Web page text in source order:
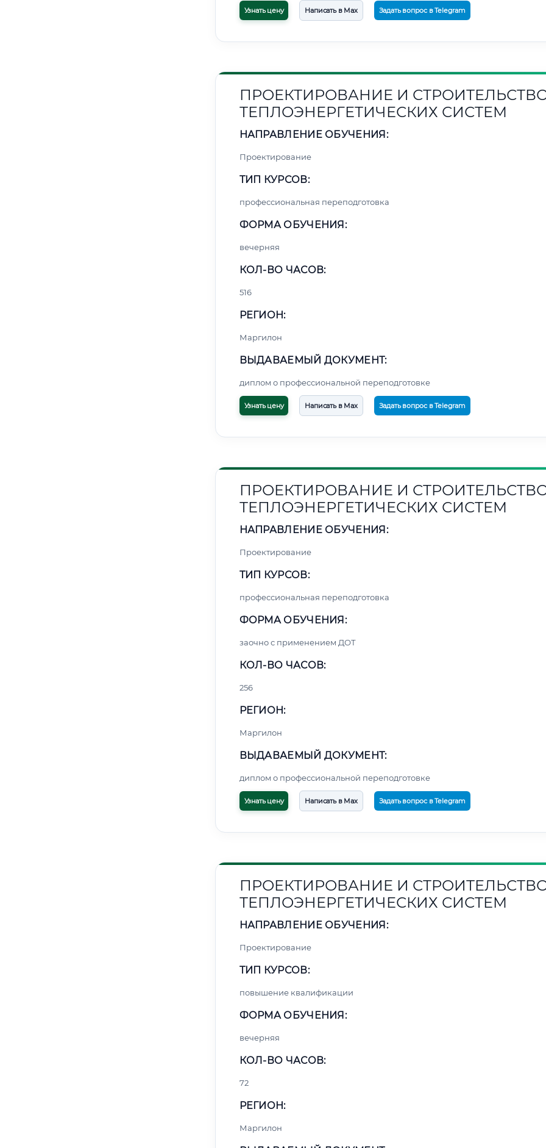
Узнать цену Написать в Max Задать вопрос в Telegram
ПРОЕКТИРОВАНИЕ И
ТЕПЛОЭНЕРГЕТИЧЕСКИХ СИСТЕМ
НАПРАВЛЕНИЕ ОБУЧЕНИЯ:
Проектирование
ТИП КУРСОВ:
профессиональная переподготовка
ФОРМА ОБУЧЕНИЯ:
вечерняя
КОЛ-ВО ЧАСОВ:
516
РЕГИОН:
Маргилон
ВЫДАВАЕМЫЙ ДОКУМЕНТ:
диплом о профессиональной переподготовке
Узнать цену Написать в Max Задать вопрос в Telegram
ПРОЕКТИРОВАНИЕ И
ТЕПЛОЭНЕРГЕТИЧЕСКИХ СИСТЕМ
НАПРАВЛЕНИЕ ОБУЧЕНИЯ:
Проектирование
ТИП КУРСОВ:
профессиональная переподготовка
ФОРМА ОБУЧЕНИЯ:
заочно с применением ДОТ
КОЛ-ВО ЧАСОВ:
256
РЕГИОН:
Маргилон
ВЫДАВАЕМЫЙ ДОКУМЕНТ:
диплом о профессиональной переподготовке
Узнать цену Написать в Max Задать вопрос в Telegram
ПРОЕКТИРОВАНИЕ И
ТЕПЛОЭНЕРГЕТИЧЕСКИХ СИСТЕМ
НАПРАВЛЕНИЕ ОБУЧЕНИЯ:
Проектирование
ТИП КУРСОВ:
повышение квалификации
ФОРМА ОБУЧЕНИЯ:
вечерняя
КОЛ-ВО ЧАСОВ:
72
РЕГИОН:
Маргилон